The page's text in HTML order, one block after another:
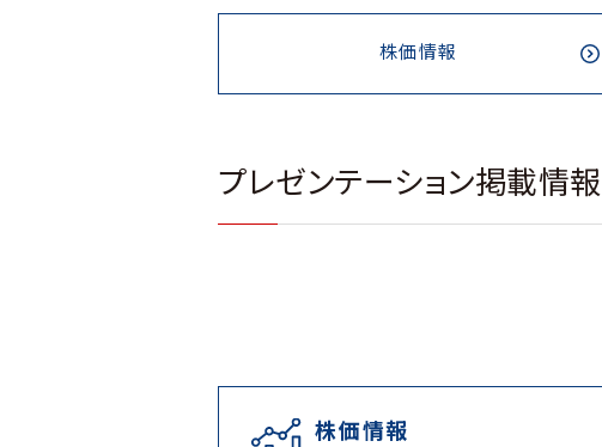
株価情報
プレゼンテーション掲載情報
株価情報